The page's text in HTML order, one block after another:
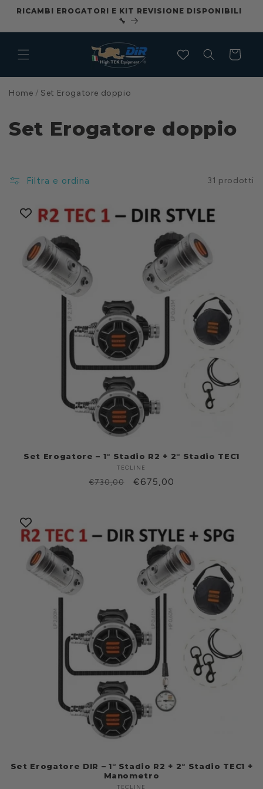
direttamente
RICAMBI EROGATORI E KIT REVISIONE DISPONIBILI
🔧
Carrello
Home / Set Erogatore doppio
Set Erogatore doppio
Filtra e ordina 31 prodotti
Set Erogatore – 1° Stadio R2 + 2° Stadio TEC1
Produttore:
TECLINE
Prezzo
€730,00
Prezzo
€675,00
Set Erogatore DIR – 1° Stadio R2 + 2° Stadio TEC1 +
Manometro
TECLINE